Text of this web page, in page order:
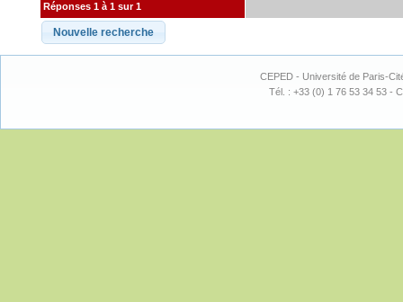
Réponses 1 à 1 sur 1
CEPED - Université de Paris-
Tél. : +33 (0) 1 76 53 34 53 -